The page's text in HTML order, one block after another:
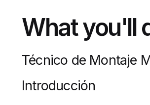
What you'll
Técnico de Montaje
Introducción